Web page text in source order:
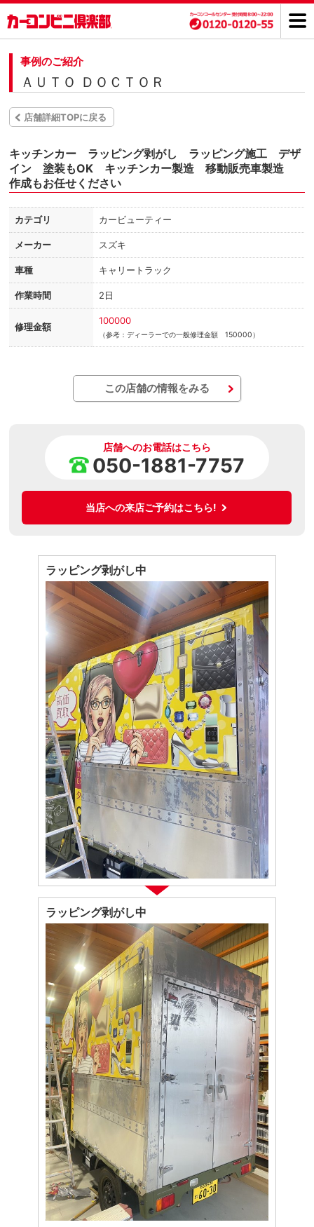
事例のご紹介
ＡＵＴＯ ＤＯＣＴＯＲ
店舗詳細TOPに戻る
キッチンカー ラッピング剥がし ラッピング施工 デザ
イン 塗装もOK キッチンカー製造 移動販売車製造
作成もお任せください
カテゴリ カービューティー
メーカー スズキ
車種 キャリートラック
作業時間 2日
修理金額
100000
（参考：ディーラーでの一般修理金額 150000）
この店舗の情報をみる
店舗へのお電話はこちら
050-1881-7757
当店への来店ご予約はこちら!
ラッピング剥がし中
ラッピング剥がし中